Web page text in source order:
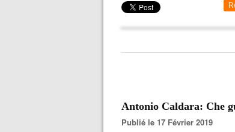
Antonio Caldara: Che
Publié le 17 Février 2019